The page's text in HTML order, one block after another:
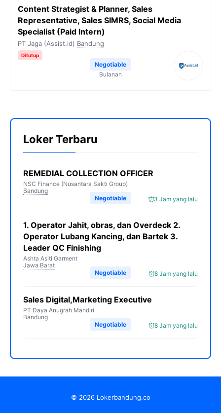
Content Strategist & Planner, Sales
Representative, Sales SIMRS, Social Media
Specialist (Paid Intern)
PT Jaga (Assist.id) Bandung
Ditutup
Negotiable
Bulanan
Loker Terbaru
REMEDIAL COLLECTION OFFICER
NSC Finance (Nusantara Sakti Group)
Bandung
3 Jam yang lalu
Negotiable
1. Operator Jahit, obras, dan Overdeck 2.
Operator Lubang Kancing, dan Bartek 3.
Leader QC Finishing
Ashta Asiti Garment
Jawa Barat
8 Jam yang lalu
Negotiable
Sales Digital,Marketing Executive
PT Daya Anugrah Mandiri
Bandung
8 Jam yang lalu
Negotiable
© 2026 Lokerbandung.co